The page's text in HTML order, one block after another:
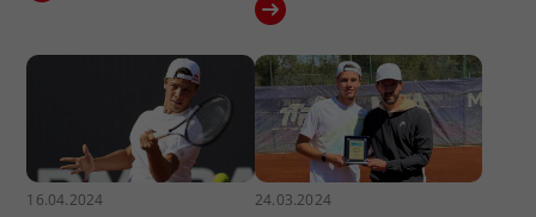
16.04.2024 24.03.2024